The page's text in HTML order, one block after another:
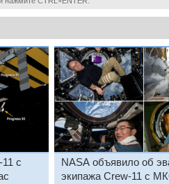
с
NASA объявило об
экипажа Crew-11 с